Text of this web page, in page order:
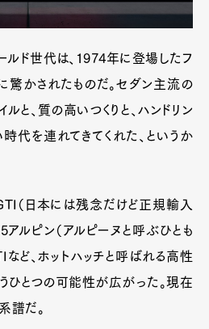
ルド世代は、1974年に登場したフ
驚かされたものだ。セダン主流の
ルと、質の高いつくりと、ハンドリン
代を連れてきてくれた、というか
（日本には残念だけど正規輸入
アルピン（アルピーヌと呼ぶひとも
など、ホットハッチと呼ばれる高性
ひとつの可能性が広がった。現在
譜だ。